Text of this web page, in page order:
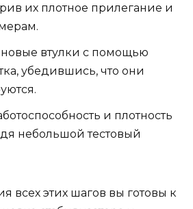
их плотное прилегание и
новые втулки с помощью
убедившись, что они
и плотность
небольшой тестовый
всех этих шагов вы готовы к